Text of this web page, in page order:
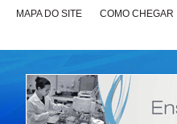
MAPA DO SITE COMO CHEGAR